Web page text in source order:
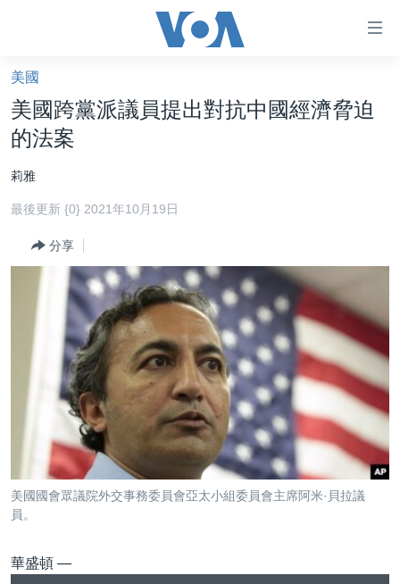
礙
鏈
接
跳
轉
內
美國大選2024
海外港人
新聞自由
揭謊頻道
視頻
美國專訊
音頻
新聞音頻
國語
美國
美國跨黨派議員提出對抗中國經濟脅迫
的法案
莉雅
最後更新 {0} 2021年10月19日
分享
美國國會眾議院外交事務委員會亞太小組委員會主席阿米·貝拉議
員。
華盛頓 —